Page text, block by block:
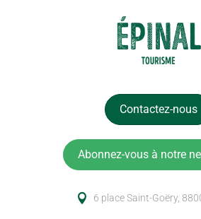
Contactez-nous
Abonnez-vous à notre
6 place Saint-Goëry,